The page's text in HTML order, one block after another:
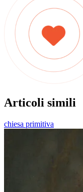
Articoli simili
chiesa primitiva